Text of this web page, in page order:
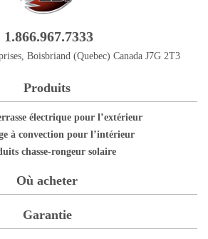
1.866.967.7333
Boisbriand (Quebec) Canada J7G 2T3
Produits
électrique pour l’extérieur
à convection pour l’intérieur
chasse-rongeur solaire
Où acheter
Garantie